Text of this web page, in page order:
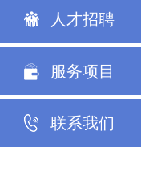
人才招聘
服务项目
联系我们